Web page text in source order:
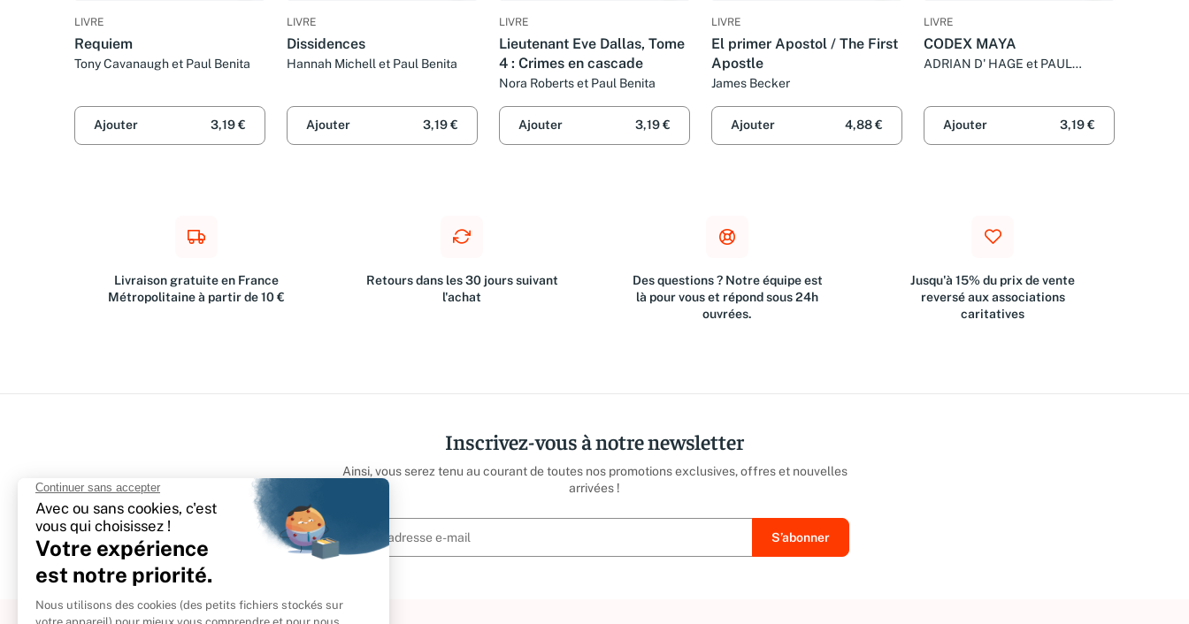
LIVRE
Requiem
Tony Cavanaugh et Paul Benita
Ajouter 3,19 €
LIVRE
Dissidences
Hannah Michell et Paul Benita
Ajouter 3,19 €
LIVRE
Lieutenant Eve Dallas, Tome
4 : Crimes en cascade
Nora Roberts et Paul Benita
Ajouter 3,19 €
LIVRE
El primer Apostol / The First
Apostle
James Becker
Ajouter 4,88 €
LIVRE
CODEX MAYA
ADRIAN D' HAGE et PAUL
Ajouter 3,19 €
Livraison gratuite en France
Métropolitaine à partir de 10 €
Retours dans les 30 jours suivant
l'achat
Des questions ? Notre équipe est
là pour vous et répond sous 24h
ouvrées.
Jusqu'à 15% du prix de vente
reversé aux associations
caritatives
Inscrivez-vous à notre newsletter
Ainsi, vous serez tenu au courant de toutes nos promotions exclusives, offres et nouvelles
arrivées !